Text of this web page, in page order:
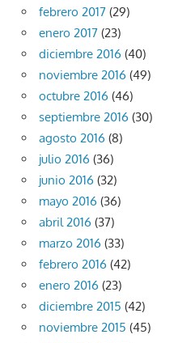
febrero 2017 (29)
enero 2017 (23)
diciembre 2016 (40)
noviembre 2016 (49)
octubre 2016 (46)
septiembre 2016 (30)
agosto 2016 (8)
julio 2016 (36)
junio 2016 (32)
mayo 2016 (36)
abril 2016 (37)
marzo 2016 (33)
febrero 2016 (42)
enero 2016 (23)
diciembre 2015 (42)
noviembre 2015 (45)